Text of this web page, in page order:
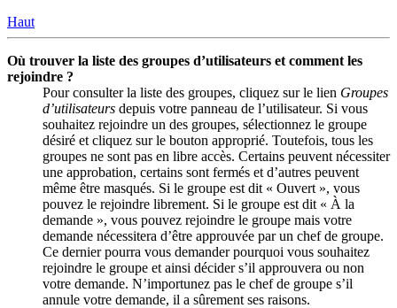
Haut
Où trouver la liste des groupes d’utilisateurs et comment les
rejoindre ?
Pour consulter la liste des groupes, cliquez sur le lien Groupes
d’utilisateurs depuis votre panneau de l’utilisateur. Si vous
souhaitez rejoindre un des groupes, sélectionnez le groupe
désiré et cliquez sur le bouton approprié. Toutefois, tous les
groupes ne sont pas en libre accès. Certains peuvent nécessiter
une approbation, certains sont fermés et d’autres peuvent
même être masqués. Si le groupe est dit « Ouvert », vous
pouvez le rejoindre librement. Si le groupe est dit « À la
demande », vous pouvez rejoindre le groupe mais votre
demande nécessitera d’être approuvée par un chef de groupe.
Ce dernier pourra vous demander pourquoi vous souhaitez
rejoindre le groupe et ainsi décider s’il approuvera ou non
votre demande. N’importunez pas le chef de groupe s’il
annule votre demande, il a sûrement ses raisons.